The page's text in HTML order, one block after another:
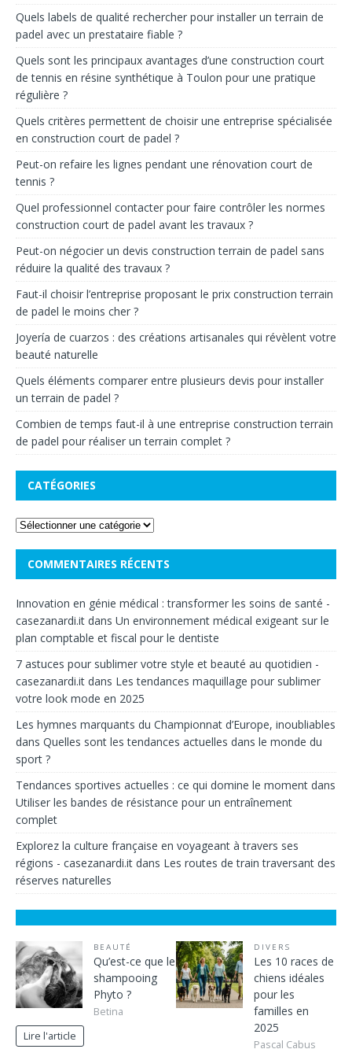
Quels labels de qualité rechercher pour installer un terrain de
padel avec un prestataire fiable ?
Quels sont les principaux avantages d’une construction court
de tennis en résine synthétique à Toulon pour une pratique
régulière ?
Quels critères permettent de choisir une entreprise spécialisée
en construction court de padel ?
Peut-on refaire les lignes pendant une rénovation court de
tennis ?
Quel professionnel contacter pour faire contrôler les normes
construction court de padel avant les travaux ?
Peut-on négocier un devis construction terrain de padel sans
réduire la qualité des travaux ?
Faut-il choisir l’entreprise proposant le prix construction terrain
de padel le moins cher ?
Joyería de cuarzos : des créations artisanales qui révèlent votre
beauté naturelle
Quels éléments comparer entre plusieurs devis pour installer
un terrain de padel ?
Combien de temps faut-il à une entreprise construction terrain
de padel pour réaliser un terrain complet ?
CATÉGORIES
COMMENTAIRES RÉCENTS
Innovation en génie médical : transformer les soins de santé -
casezanardi.it dans Un environnement médical exigeant sur le
plan comptable et fiscal pour le dentiste
7 astuces pour sublimer votre style et beauté au quotidien -
casezanardi.it dans Les tendances maquillage pour sublimer
votre look mode en 2025
Les hymnes marquants du Championnat d’Europe, inoubliables
dans Quelles sont les tendances actuelles dans le monde du
sport ?
Tendances sportives actuelles : ce qui domine le moment dans
Utiliser les bandes de résistance pour un entraînement
complet
Explorez la culture française en voyageant à travers ses
régions - casezanardi.it dans Les routes de train traversant des
réserves naturelles
BEAUTÉ
Qu’est-ce que le
shampooing
Phyto ?
Betina
Lire l'article
DIVERS
Les 10 races de
chiens idéales
pour les
familles en
2025
Pascal Cabus